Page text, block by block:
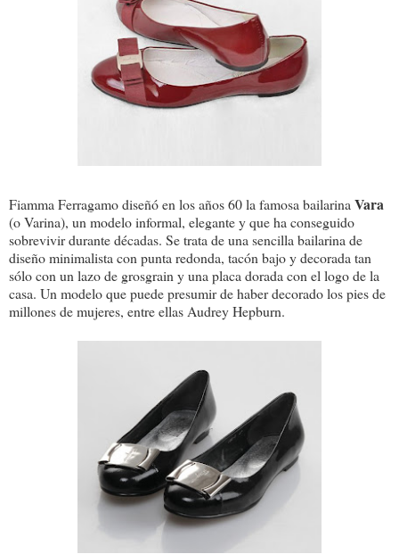
Fiamma Ferragamo diseñó en los años 60 la famosa bailarina Vara
(o Varina), un modelo informal, elegante y que ha conseguido
sobrevivir durante décadas. Se trata de una sencilla bailarina de
diseño minimalista con punta redonda, tacón bajo y decorada tan
sólo con un lazo de grosgrain y una placa dorada con el logo de la
casa. Un modelo que puede presumir de haber decorado los pies de
millones de mujeres, entre ellas Audrey Hepburn.